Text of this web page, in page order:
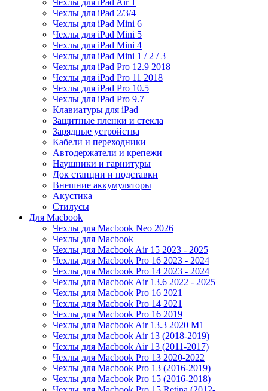
Чехлы для iPad Air 1
Чехлы для iPad 2/3/4
Чехлы для iPad Mini 6
Чехлы для iPad Mini 5
Чехлы для iPad Mini 4
Чехлы для iPad Mini 1 / 2 / 3
Чехлы для iPad Pro 12.9 2018
Чехлы для iPad Pro 11 2018
Чехлы для iPad Pro 10.5
Чехлы для iPad Pro 9.7
Клавиатуры для iPad
Защитные пленки и стекла
Зарядные устройства
Кабели и переходники
Автодержатели и крепежи
Наушники и гарнитуры
Док станции и подставки
Внешние аккумуляторы
Акустика
Стилусы
Для Macbook
Чехлы для Macbook Neo 2026
Чехлы для Macbook
Чехлы для Macbook Air 15 2023 - 2025
Чехлы для Macbook Pro 16 2023 - 2024
Чехлы для Macbook Pro 14 2023 - 2024
Чехлы для Macbook Air 13.6 2022 - 2025
Чехлы для Macbook Pro 16 2021
Чехлы для Macbook Pro 14 2021
Чехлы для Macbook Pro 16 2019
Чехлы для Macbook Air 13.3 2020 M1
Чехлы для Macbook Air 13 (2018-2019)
Чехлы для Macbook Air 13 (2011-2017)
Чехлы для Macbook Pro 13 2020-2022
Чехлы для Macbook Pro 13 (2016-2019)
Чехлы для Macbook Pro 15 (2016-2018)